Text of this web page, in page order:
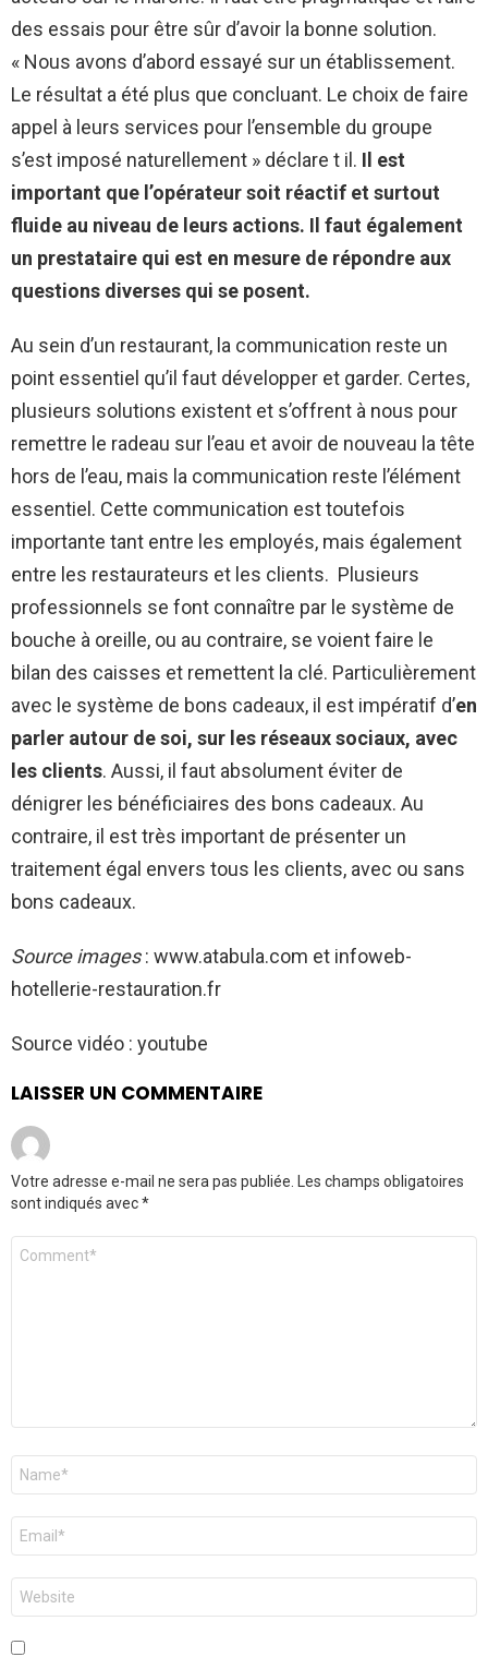
des essais pour être sûr d’avoir la bonne solution.
« Nous avons d’abord essayé sur un établissement.
Le résultat a été plus que concluant. Le choix de faire
appel à leurs services pour l’ensemble du groupe
s’est imposé naturellement » déclare t il. Il est
important que l’opérateur soit réactif et surtout
fluide au niveau de leurs actions. Il faut également
un prestataire qui est en mesure de répondre aux
questions diverses qui se posent.
Au sein d’un restaurant, la communication reste un
point essentiel qu’il faut développer et garder. Certes,
plusieurs solutions existent et s’offrent à nous pour
remettre le radeau sur l’eau et avoir de nouveau la tête
hors de l’eau, mais la communication reste l’élément
essentiel. Cette communication est toutefois
importante tant entre les employés, mais également
entre les restaurateurs et les clients. Plusieurs
professionnels se font connaître par le système de
bouche à oreille, ou au contraire, se voient faire le
bilan des caisses et remettent la clé. Particulièrement
avec le système de bons cadeaux, il est impératif d’en
parler autour de soi, sur les réseaux sociaux, avec
les clients. Aussi, il faut absolument éviter de
dénigrer les bénéficiaires des bons cadeaux. Au
contraire, il est très important de présenter un
traitement égal envers tous les clients, avec ou sans
bons cadeaux.
Source images: www.atabula.com et infoweb-
hotellerie-restauration.fr
Source vidéo : youtube
LAISSER UN COMMENTAIRE
Votre adresse e-mail ne sera pas publiée.
Les champs obligatoires
sont indiqués avec*
Commentaire
Nom
E-
mail
*
Site
web